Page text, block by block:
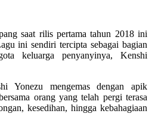
saat rilis pertama tahun 2018 ini
ini sendiri tercipta sebagai bagian
keluarga penyanyinya, Kenshi
Yonezu mengemas dengan apik
orang yang telah pergi terasa
kesedihan, hingga kebahagiaan